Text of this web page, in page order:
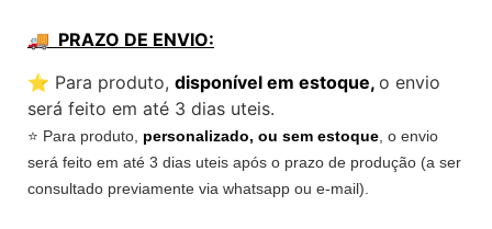
🚚 PRAZO DE ENVIO:
⭐️ Para produto, disponível em estoque, o envio
será feito em até 3 dias uteis.
⭐️ Para produto, personalizado, ou sem estoque , o envio
será feito em até 3 dias uteis após o prazo de produção (a ser
consultado previamente via whatsapp ou e-mail).